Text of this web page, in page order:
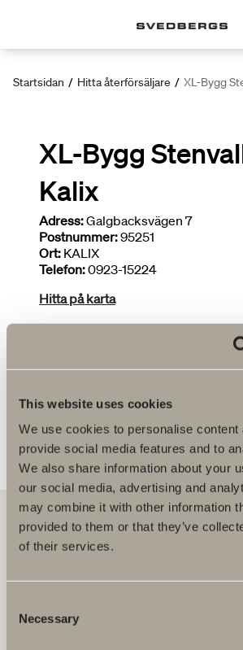
This website uses cookies
We use cookies to personalise content
provide social media features and to
We also share information about your
our social media, advertising and
may combine it with other information
provided to them or that they’ve
of their services.
Selection
Necessary
Startsidan / Hitta återförsäljare / XL-Bygg
XL-Bygg
Kalix
Adress:Galgbacksvägen 7
Postnummer:95251
Ort: KALIX
Telefon:0923-15224
Hitta på karta
Deltar i kampanjer
Svedbergs i Dalstorp AB
Verkstadsvägen 1